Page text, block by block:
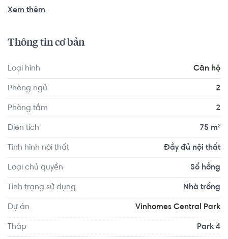
tuyến Metro giúp cho việc đi lại thêm dễ dàng hơn.
Montessori Quận 2 khoảng 6.3km, cách Trường Mầm non
Úc Châu khoảng 4.7km. Di chuyển tới VShape Fitness &
Center khoảng 4.0km. Tọa lạc tại vị trí thuận tiện di
chuyển với đầy đủ các tiện ích về y tế, giáo dục và giải trí.
Xem thêm
Thông tin cơ bản
Loại hình Căn hộ
Phòng ngủ 2
Phòng tắm 2
Diện tích 75 m²
Tình hình nội thất Đầy đủ nội thất
Loại chủ quyền Sổ hồng
Tình trạng sử dụng Nhà trống
Dự án Vinhomes Central Park
Tháp Park 4